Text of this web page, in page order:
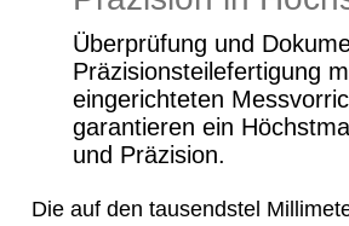
Forschung
Prozess Optimierung
Jubilaeumsbroschuere
Überprüfung und
Präzisionsteilefertigung
eingerichteten
garantieren ein
und Präzision.
Die auf den tausendstel